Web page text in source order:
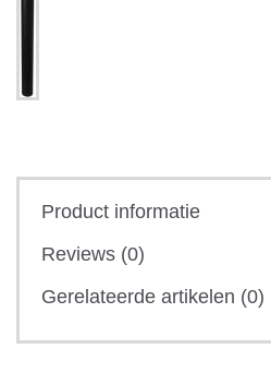
Product informatie
Reviews (0)
Gerelateerde artikelen (0)